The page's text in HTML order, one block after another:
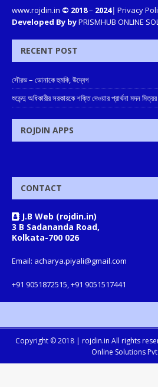
www.rojdin.in © 2018– 2024| Privacy
Developed By byPRISMHUB ONLINE
RECENT POST
সৌরভ – ডোনাকে হুমকি, উদ্বেগ
শুভেন্দু অধিকারীর সরকারকে শক্তি দেওয়ার প্রার্থনা মদন মিত্রর
ROJDIN APPS
CONTACT
J.B Web (rojdin.in)
3 B Sadananda Road,
Kolkata-700 026
Email: acharya.piyali@gmail.com
+91 9051872515, +91 9051517441
Copyright © 2018 | rojdin.in All rights
Online Solutions